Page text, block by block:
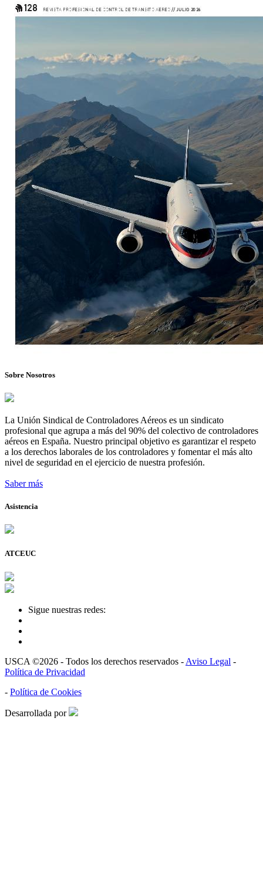
Sobre Nosotros
La Unión Sindical de Controladores Aéreos es un sindicato
profesional que agrupa a más del 90% del colectivo de controladores
aéreos en España. Nuestro principal objetivo es garantizar el respeto
a los derechos laborales de los controladores y fomentar el más alto
nivel de seguridad en el ejercicio de nuestra profesión.
Saber más
Asistencia
ATCEUC
Sigue nuestras redes:
USCA ©2026 - Todos los derechos reservados - Aviso Legal -
Política de Privacidad
- Política de Cookies
Desarrollada por